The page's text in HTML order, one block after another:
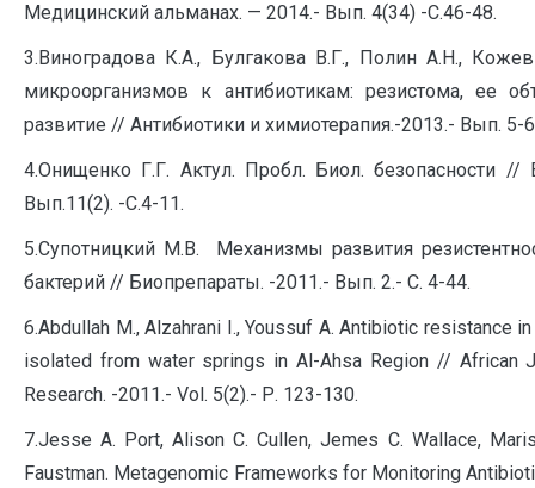
Медицинский альманах. — 2014.- Вып. 4(34) -С.46-48.
3.Виноградова К.А., Булгакова В.Г., Полин А.Н.,
микроорганизмов к антибиотикам: резистома, ее
развитие // Антибиотики и химиотерапия.-2013.- Вып. 5-
4.Онищенко Г.Г. Актул. Пробл. Биол. безопасности //
Вып.11(2). -С.4-11.
5.Супотницкий М.В. Механизмы развития
бактерий // Биопрепараты. -2011.- Вып. 2.- С. 4-44.
6.Abdullah M., Alzahrani I., Youssuf A. Antibiotic resistance
isolated from water springs in Al-Ahsa Region // African
Research. -2011.- Vol. 5(2).- Р. 123-130.
7.Jesse A. Port, Alison C. Cullen, Jemes C. Wallace,
Faustman. Metagenomic Frameworks for Monitoring